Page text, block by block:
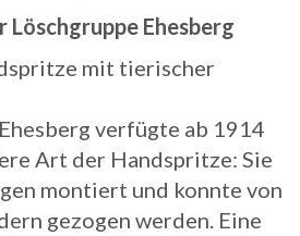
Löschgruppe Ehesberg
mit tierischer
verfügte ab 1914
Art der Handspritze: Sie
montiert und konnte von
gezogen werden. Eine